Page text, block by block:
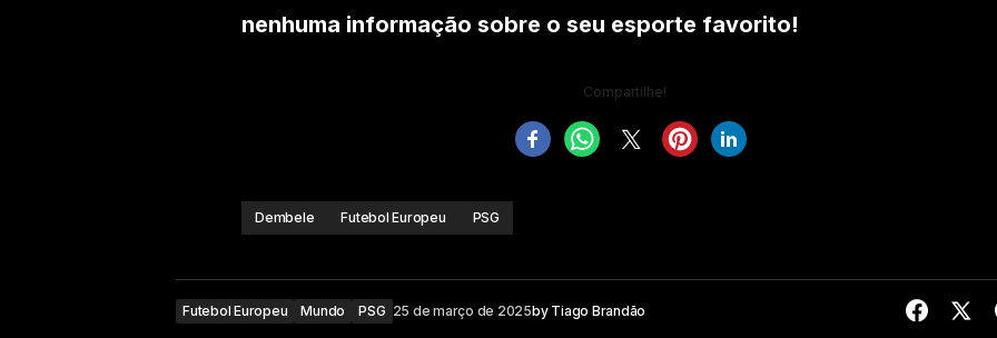
nenhuma informação sobre o seu esporte favorito!
Compartilhe!
Dembele Futebol Europeu PSG
Futebol Europeu Mundo PSG 25 de março de 2025by Tiago Brandão